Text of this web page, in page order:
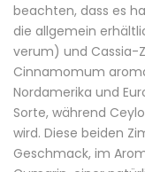
beachten, dass es
die allgemein
verum) und Cassia-
Cinnamomum
Nordamerika und
Sorte, während
wird. Diese beiden
Geschmack, im